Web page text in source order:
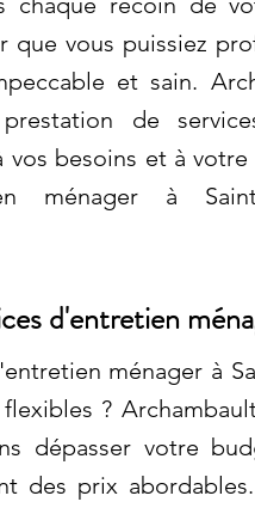
que vous puissiez
et sain.
de
vos besoins et à
ménager à
d'entretien
ménager à
?
dépasser votre
des prix